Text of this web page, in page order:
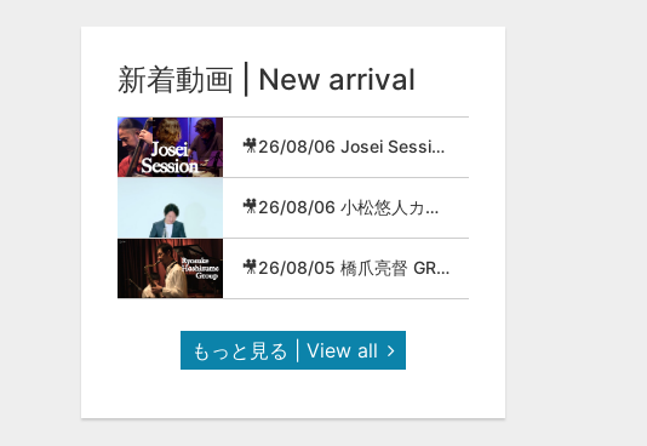
新着動画 | New arrival
🎥26/08/06 Josei Session
🎥26/08/06 小松悠人カルテット
🎥26/08/05 橋爪亮督 GROUP
もっと見る | View all